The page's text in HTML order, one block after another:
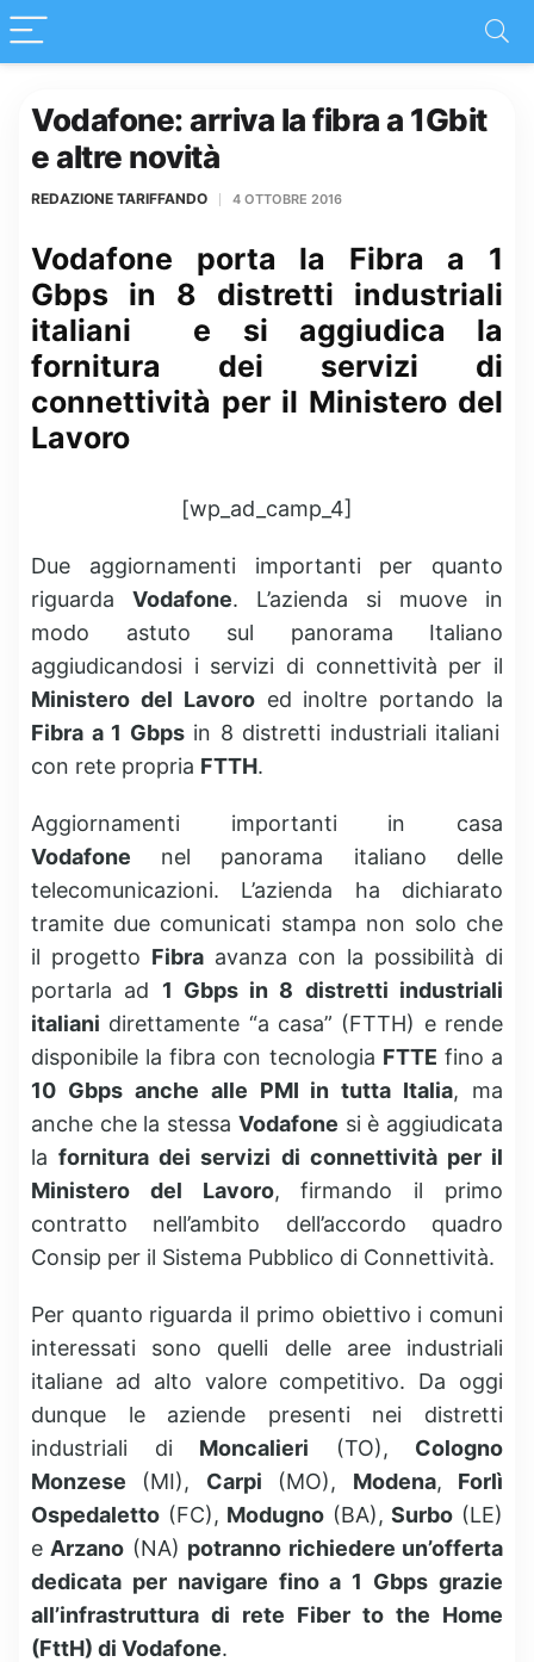
Vodafone: arriva la fibra a 1Gbit
e altre novità
REDAZIONE TARIFFANDO 4 OTTOBRE 2016
Vodafone porta la Fibra a 1
Gbps in 8 distretti industriali
italiani e si aggiudica la
fornitura dei servizi di
connettività per il Ministero del
Lavoro
[wp_ad_camp_4]
Due aggiornamenti importanti per quanto
riguarda Vodafone. L’azienda si muove in
modo astuto sul panorama Italiano
aggiudicandosi i servizi di connettività per il
Ministero del Lavoroed inoltre portando la
Fibra a 1 Gbpsin 8 distretti industriali italiani
con rete propria FTTH.
Aggiornamenti importanti in casa
Vodafone nel panorama italiano delle
telecomunicazioni. L’azienda ha dichiarato
tramite due comunicati stampa non solo che
il progetto Fibra avanza con la possibilità di
portarla ad 1 Gbps in 8 distretti industriali
italiani direttamente “a casa” (FTTH) e rende
disponibile la fibra con tecnologia FTTE fino a
10 Gbps anche alle PMI in tutta Italia, ma
anche che la stessa Vodafone si è aggiudicata
lafornitura dei servizi di connettività per il
Ministero del Lavoro, firmando il primo
contratto nell’ambito dell’accordo quadro
Consip per il Sistema Pubblico di Connettività.
Per quanto riguarda il primo obiettivo i comuni
interessati sono quelli delle aree industriali
italiane ad alto valore competitivo. Da oggi
dunque le aziende presenti nei distretti
industriali di Moncalieri (TO), Cologno
Monzese (MI), Carpi (MO), Modena, Forlì
Ospedaletto (FC), Modugno (BA),Surbo (LE)
e Arzano (NA) potranno richiedere un’offerta
dedicata per navigare fino a 1 Gbps grazie
all’infrastruttura di rete Fiber to the Home
(FttH) di Vodafone.